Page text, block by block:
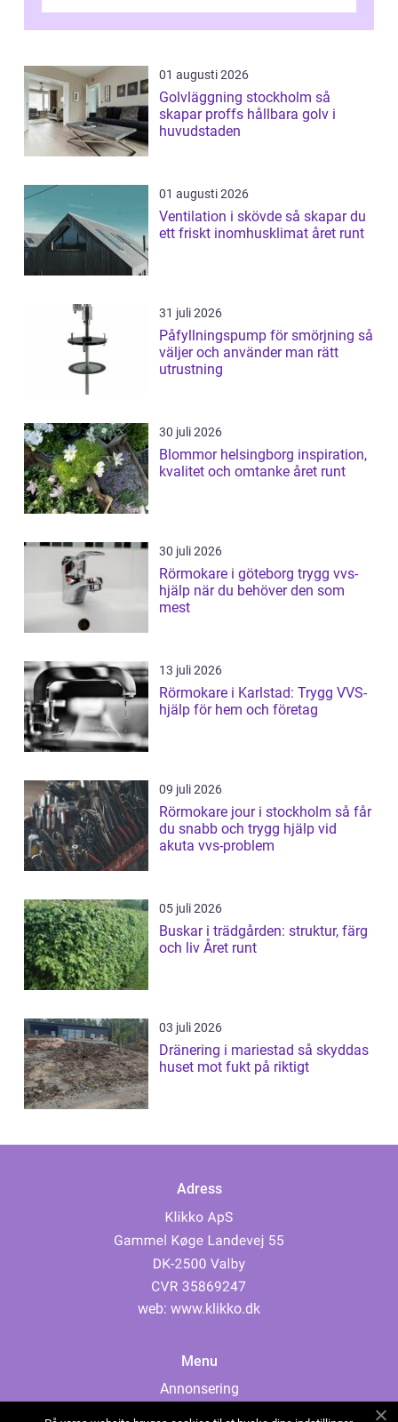
01 augusti 2026
Golvläggning stockholm så
skapar proffs hållbara golv i
huvudstaden
01 augusti 2026
Ventilation i skövde så skapar du
ett friskt inomhusklimat året runt
31 juli 2026
Påfyllningspump för smörjning så
väljer och använder man rätt
utrustning
30 juli 2026
Blommor helsingborg inspiration,
kvalitet och omtanke året runt
30 juli 2026
Rörmokare i göteborg trygg vvs-
hjälp när du behöver den som
mest
13 juli 2026
Rörmokare i Karlstad: Trygg VVS-
hjälp för hem och företag
09 juli 2026
Rörmokare jour i stockholm så får
du snabb och trygg hjälp vid
akuta vvs-problem
05 juli 2026
Buskar i trädgården: struktur, färg
och liv Året runt
03 juli 2026
Dränering i mariestad så skyddas
huset mot fukt på riktigt
Adress
web: www.klikko.dk
Menu
Annonsering